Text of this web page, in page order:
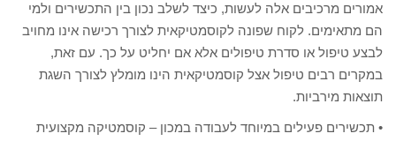
אמורים מרכיבים אלה לעשות, כיצד לשלב נכון בין התכשירים ולמי
הם מתאימים. לקוח שפונה לקוסמטיקאית לצורך רכישה אינו מחויב
לבצע טיפול או סדרת טיפולים אלא אם יחליט על כך. עם זאת,
במקרים רבים טיפול אצל קוסמטיקאית הינו מומלץ לצורך השגת
תוצאות מירביות.
• תכשירים פעילים במיוחד לעבודה במכון – קוסמטיקה מקצועית